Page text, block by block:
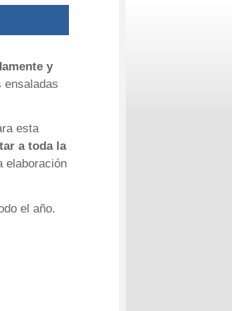
y
ensaladas
esta
a toda la
elaboración
el año.